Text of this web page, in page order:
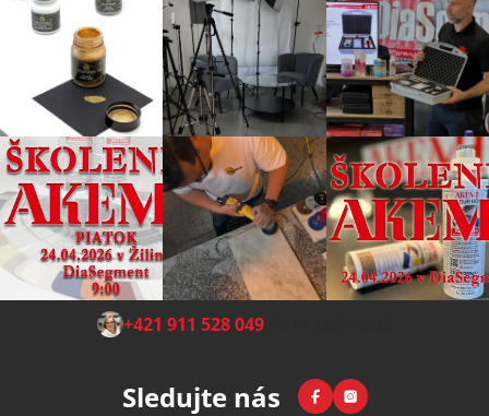
Z +421 911 528 049(Po-Pá 8:00-15:00)
Sledujte nás FacebookInstagram